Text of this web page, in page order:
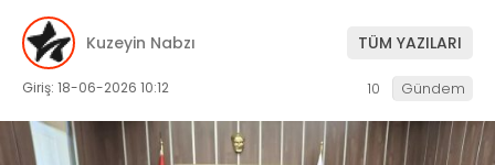
DÜNYA
SPOR
SAĞLIK
Kuzeyin Nabzı TÜM YAZILARI
Giriş: 18-06-2026 10:12 10 Gündem